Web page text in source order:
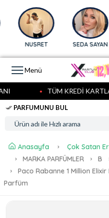
NUSRET SEDA SAYAN
Menü
TÜM KREDİ
PARFUMUNU BUL
Anasayfa Çok Satan
MARKA PARFÜMLER
B
Paco Rabanne 1 Million
Parfüm